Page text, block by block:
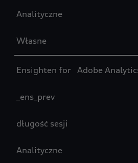
Analityczne
Własne
Ensighten for Adobe
_ens_prev
długość sesji
Analityczne